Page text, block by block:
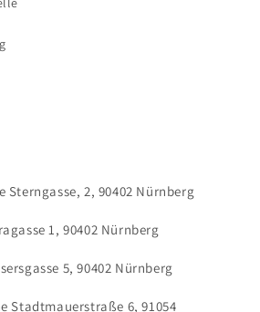
Sterngasse, 2, 90402 Nürnberg
1, 90402 Nürnberg
5, 90402 Nürnberg
Stadtmauerstraße 6, 91054